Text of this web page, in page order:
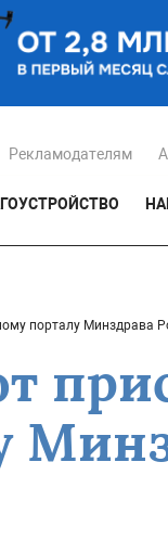
Рекламодателям
порталу Минздрава